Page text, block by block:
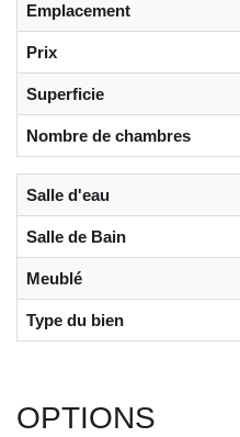
Emplacement
Prix
Superficie
Nombre de chambres
Salle d'eau
Salle de Bain
Meublé
Type du bien
OPTIONS